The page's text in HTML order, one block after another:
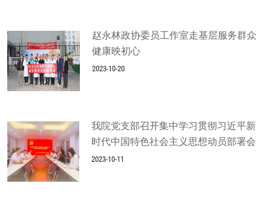
赵永林政协委员工作室走基层服务群众
健康映初心
2023-10-20
我院党支部召开集中学习贯彻习近平新
时代中国特色社会主义思想动员部署会
2023-10-11